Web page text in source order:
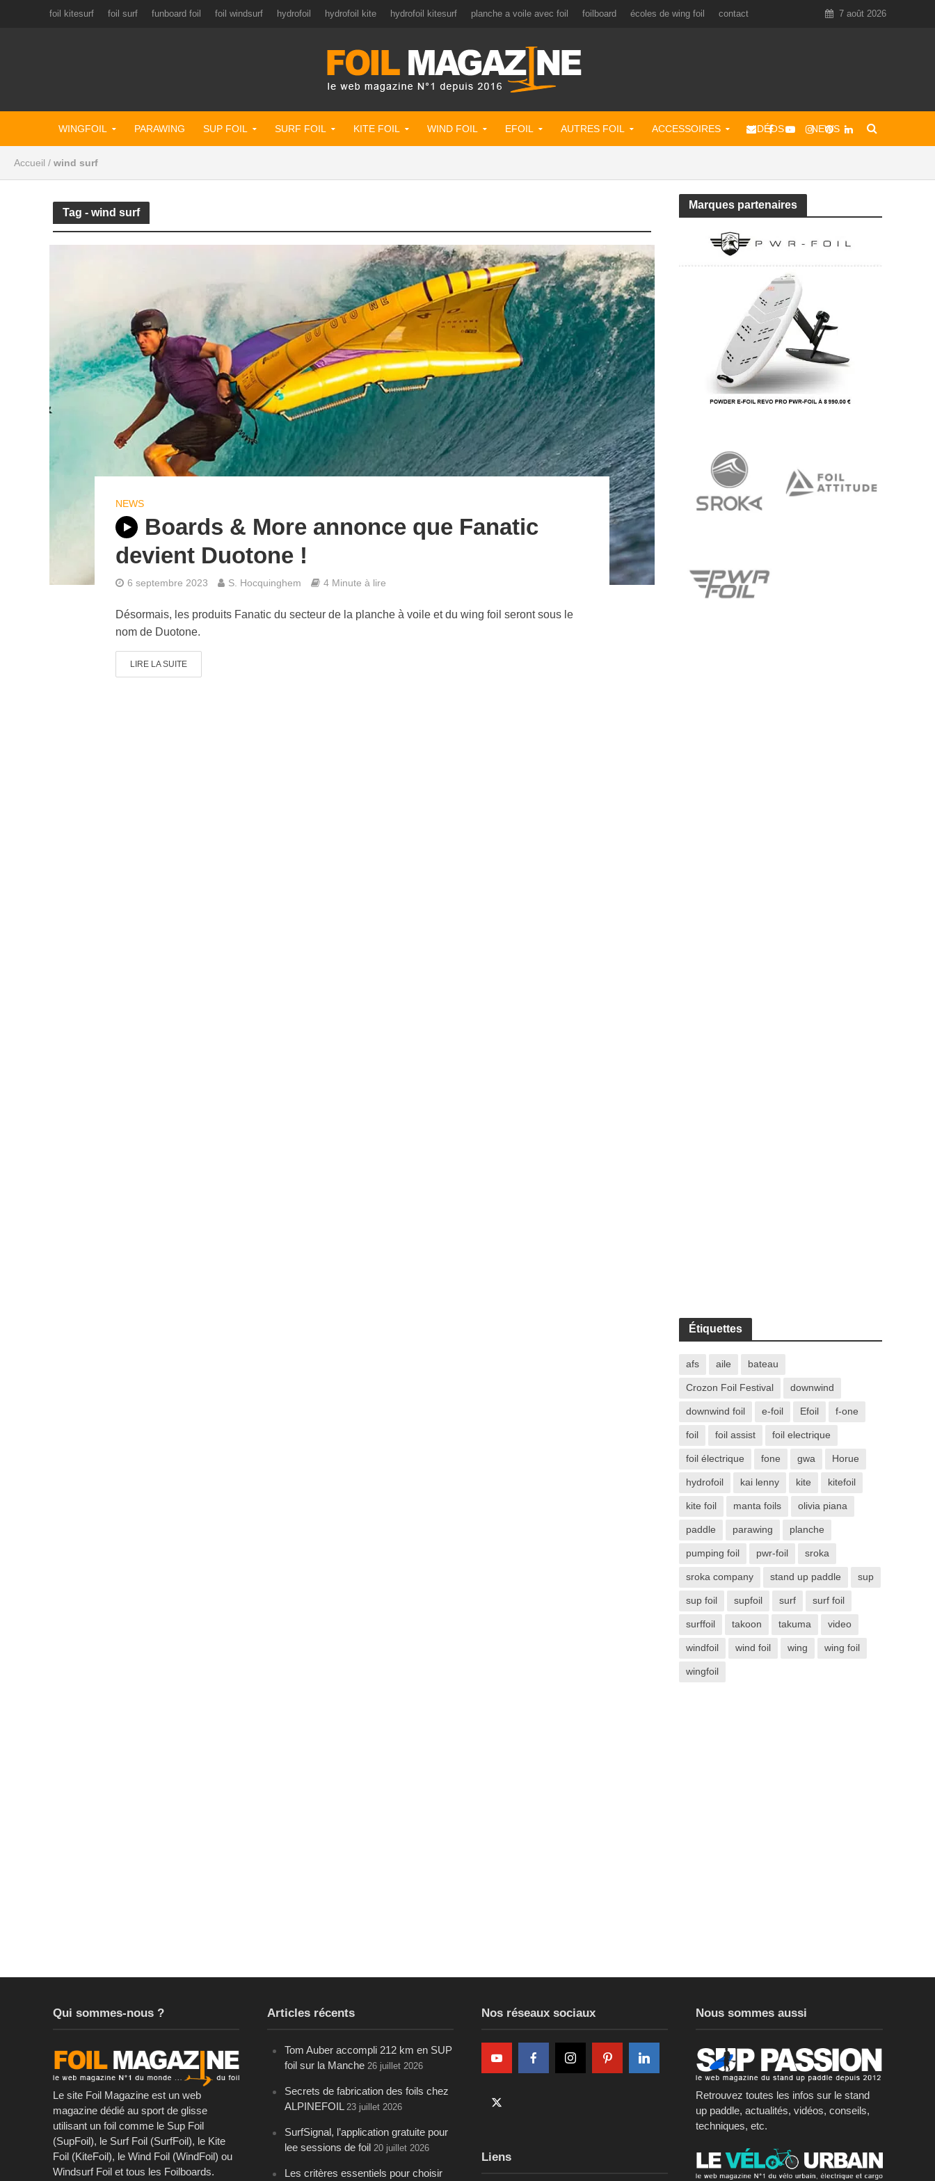
foil kitesurf foil surf funboard foil foil windsurf hydrofoil hydrofoil kite hydrofoil kitesurf planche a voile avec foil foilboard écoles de wing foil contact 7 août 2026
WINGFOIL PARAWING SUP FOIL SURF FOIL KITE FOIL WIND FOIL EFOIL AUTRES FOIL ACCESSOIRES VIDÉOS NEWS
Accueil / wind surf
Tag - wind surf
NEWS
Boards & More annonce que Fanatic
devient Duotone !
6 septembre 2023 S. Hocquinghem 4 Minute à lire
Désormais, les produits Fanatic du secteur de la planche à voile et du wing foil seront sous le
nom de Duotone.
LIRE LA SUITE
Marques partenaires
Étiquettes
afs aile bateau
Crozon Foil Festival downwind
downwind foil e-foil Efoil f-one
foil foil assist foil electrique
foil électrique fone gwa Horue
hydrofoil kai lenny kite kitefoil
kite foil manta foils olivia piana
paddle parawing planche
pumping foil pwr-foil sroka
sroka company stand up paddle sup
sup foil supfoil surf surf foil
surffoil takoon takuma video
windfoil wind foil wing wing foil
wingfoil
Qui sommes-nous ?
Le site Foil Magazine est un web
magazine dédié au sport de glisse
utilisant un foil comme le Sup Foil
(SupFoil), le Surf Foil (SurfFoil), le Kite
Foil (KiteFoil), le Wind Foil (WindFoil) ou
Windsurf Foil et tous les Foilboards.
Articles récents
Tom Auber accompli 212 km en SUP
foil sur la Manche 26 juillet 2026
Secrets de fabrication des foils chez
ALPINEFOIL 23 juillet 2026
SurfSignal, l’application gratuite pour
lee sessions de foil 20 juillet 2026
Les critères essentiels pour choisir
Nos réseaux sociaux
Liens
Nous sommes aussi
Retrouvez toutes les infos sur le stand
up paddle, actualités, vidéos, conseils,
techniques, etc.